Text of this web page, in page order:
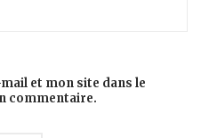
et mon site dans le
commentaire.